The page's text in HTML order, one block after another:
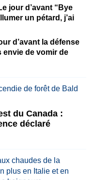
jour d’avant “Bye
un pétard, j’ai
d’avant la défense
envie de vomir de
du Canada :
déclaré